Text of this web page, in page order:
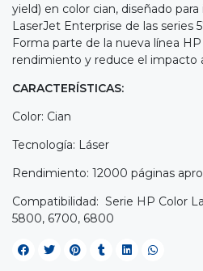
yield) en color cian, diseñado
LaserJet Enterprise de las series
Forma parte de la nueva línea
rendimiento y reduce el impacto
CARACTERÍSTICAS:
Color: Cian
Tecnología: Láser
Rendimiento: 12000 páginas
Compatibilidad: Serie HP Color
5800, 6700, 6800